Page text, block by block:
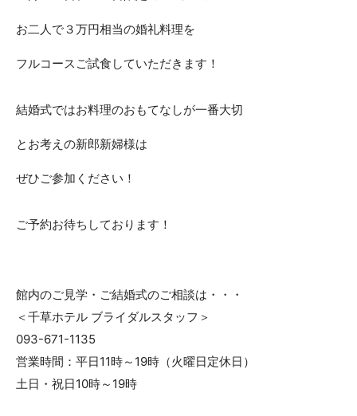
お二人で３万円相当の婚礼料理を
フルコースご試食していただきます！
結婚式ではお料理のおもてなしが一番大切
とお考えの新郎新婦様は
ぜひご参加ください！
ご予約お待ちしております！
館内のご見学・ご結婚式のご相談は・・・
＜千草ホテル ブライダルスタッフ＞
093-671-1135
営業時間：平日11時～19時（火曜日定休日）
土日・祝日10時～19時